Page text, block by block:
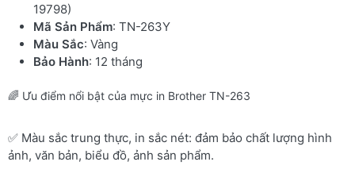
19798)
Mã Sản Phẩm: TN-263Y
Màu Sắc: Vàng
Bảo Hành: 12 tháng
🌈 Ưu điểm nổi bật của mực in Brother TN-263
✅ Màu sắc trung thực, in sắc nét: đảm bảo chất lượng hình
ảnh, văn bản, biểu đồ, ảnh sản phẩm.